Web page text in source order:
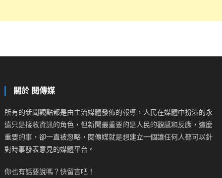
關於 閱傳媒
所有的新聞觀點都是由主流媒體發佈的報導，人民在媒體中扮演的永
遠只是接收資訊的角色，但新聞最重要的是人民的觀感和反應，這麼
重要的事，卻一直被忽略，閱傳媒就是想建立一個讓任何人都可以針
對時事發表意見的媒體平台。
你也有話要說嗎？快留言吧！